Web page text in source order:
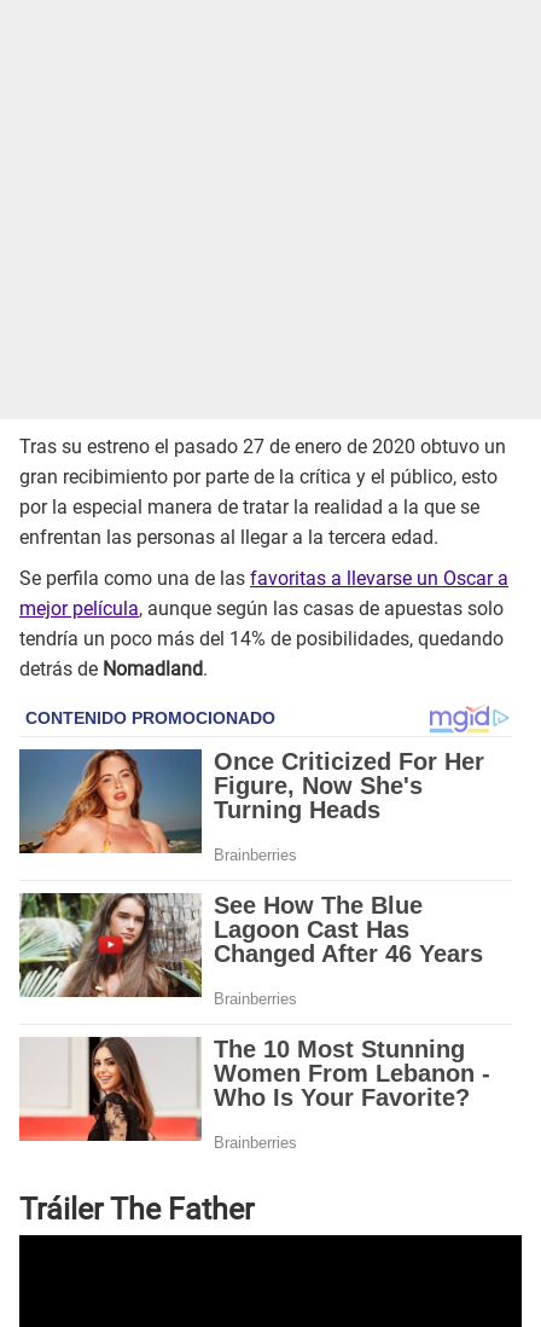
Tras su estreno el pasado 27 de enero de 2020 obtuvo un
gran recibimiento por parte de la crítica y el público, esto
por la especial manera de tratar la realidad a la que se
enfrentan las personas al llegar a la tercera edad.
Se perfila como una de las favoritas a llevarse un Oscar a
mejor película, aunque según las casas de apuestas solo
tendría un poco más del 14% de posibilidades, quedando
detrás de Nomadland.
Tráiler The Father